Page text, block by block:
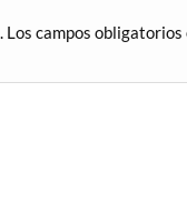
Los campos